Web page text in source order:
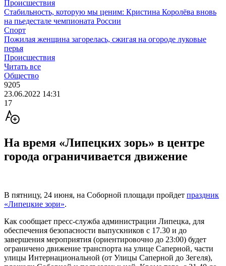
Происшествия
Стабильность, которую мы ценим: Кристина Королёва вновь
на пьедестале чемпионата России
Спорт
Пожилая женщина загорелась, сжигая на огороде луковые
перья
Происшествия
Читать все
Общество
9205
23.06.2022 14:31
17
На время «Липецких зорь» в центре
города ограничивается движение
В пятницу, 24 июня, на Соборной площади пройдет праздник
«Липецкие зори».
Как сообщает пресс-служба администрации Липецка, для
обеспечения безопасности выпускников с 17.30 и до
завершения мероприятия (ориентировочно до 23:00) будет
ограничено движение транспорта на улице Саперной, части
улицы Интернациональной (от Улицы Саперной до Зегеля),